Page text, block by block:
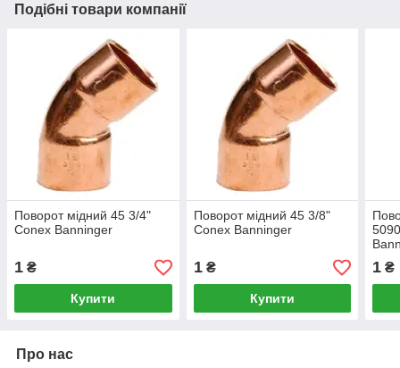
Подібні товари компанії
Поворот мідний 45 3/4"
Conex Banninger
1 ₴
Купити
Поворот мідний 45 3/8"
Conex Banninger
1₴
Купити
1 ₴
Про нас